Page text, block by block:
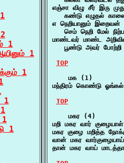
1
1
1
1
1
எஞ்சா விழு சீர் இரு
கண்டு எழுதல்
எ நெறியானும்
செம் நெறி மேல்
மாண்டவர் மாண்ட
பூண்டு அவர் போற்றி
TOP
    மக (1)
மந்திரம் கொண்டு
TOP
    மகர (4)
மறி மகர வார்
மகர குழை மறித்த
வான் மகர
தான் மகர வாய்